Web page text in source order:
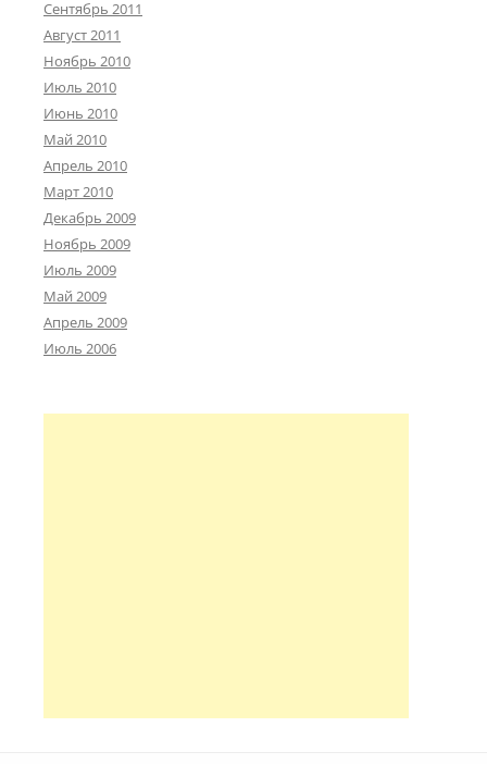
Сентябрь 2011
Август 2011
Ноябрь 2010
Июль 2010
Июнь 2010
Май 2010
Апрель 2010
Март 2010
Декабрь 2009
Ноябрь 2009
Июль 2009
Май 2009
Апрель 2009
Июль 2006